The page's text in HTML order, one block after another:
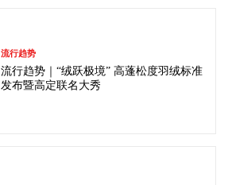
流行趋势
流行趋势｜“绒跃极境” 高蓬松度羽绒标准
发布暨高定联名大秀